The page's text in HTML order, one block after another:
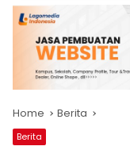
Home Berita
Berita